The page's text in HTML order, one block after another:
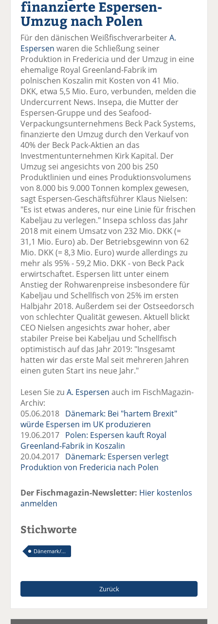
el
a
F
ac
e
b
o
o
k
te
il
e
tt
er
n
Li
k
di
n
te
e
n
ai
er
se
d
e
n
finanzierte Espersen-
Umzug nach Polen
Für den dänischen WeißfischverarbeiterA.
Espersen waren die Schließung seiner
Produktion in Fredericia und der Umzug in eine
ehemalige Royal Greenland-Fabrik im
polnischen Koszalin mit Kosten von 41 Mio.
DKK, etwa 5,5 Mio. Euro, verbunden, melden die
Undercurrent News. Insepa, die Mutter der
Espersen-Gruppe und des Seafood-
Verpackungsunternehmens Beck Pack Systems,
finanzierte den Umzug durch den Verkauf von
40% der Beck Pack-Aktien an das
Investmentunternehmen Kirk Kapital. Der
Umzug sei angesichts von 200 bis 250
Produktlinien und eines Produktionsvolumens
von 8.000 bis 9.000 Tonnen komplex gewesen,
sagt Espersen-Geschäftsführer Klaus Nielsen:
"Es ist etwas anderes, nur eine Linie für frischen
Kabeljau zu verlegen." Insepa schloss das Jahr
2018 mit einem Umsatz von 232 Mio. DKK (=
31,1 Mio. Euro) ab. Der Betriebsgewinn von 62
Mio. DKK (= 8,3 Mio. Euro) wurde allerdings zu
mehr als 95% - 59,2 Mio. DKK - von Beck Pack
erwirtschaftet. Espersen litt unter einem
Anstieg der Rohwarenpreise insbesondere für
Kabeljau und Schellfisch von 25% im ersten
Halbjahr 2018. Außerdem sei der Ostseedorsch
von schlechter Qualität gewesen. Aktuell blickt
CEO Nielsen angesichts zwar hoher, aber
stabiler Preise bei Kabeljau und Schellfisch
optimistisch auf das Jahr 2019: "Insgesamt
hatten wir das erste Mal seit mehreren Jahren
einen guten Start ins neue Jahr."
Lesen Sie zuA. Espersen auch im FischMagazin-
Archiv:
05.06.2018 Dänemark: Bei "hartem Brexit"
würde Espersen im UK produzieren
19.06.2017 Polen: Espersen kauft Royal
Greenland-Fabrik in Koszalin
20.04.2017 Dänemark: Espersen verlegt
Produktion von Fredericia nach Polen
Der Fischmagazin-Newsletter: Hier kostenlos
anmelden
Stichworte
Dänemark/...
Zurück